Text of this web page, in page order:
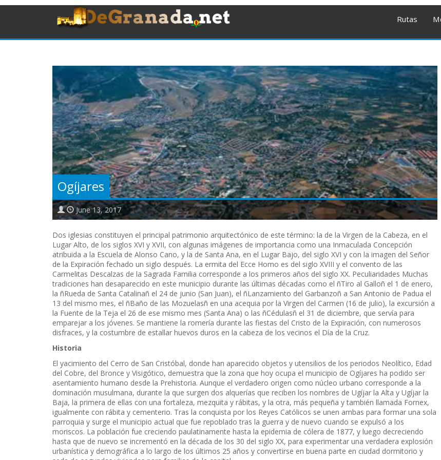
Rutas
Ogíjares
June 13, 2017
Dos iglesias constituyen el principal patrimonio arquitectónico de este término: la de la Virgen de la Cabeza, en el
Lugar Alto, de los siglos XVI y XVII, con algunas imágenes de importancia como una Inmaculada Concepción
atribuida a la Escuela de Alonso Cano, y la de Santa Ana, en el Lugar Bajo, del siglo XVI y con la imagen del Señor
de la Expiración fechado un siglo después. La ermita del Ecce Homo es del siglo XVIII y el convento de las
Carmelitas Descalzas de la Sagrada Familia corresponde a los primeros años del siglo XX. Peculiaridades Muchas
tradiciones han desaparecido en este municipio durante las últimas décadas como el ñTiro al Galloñ el 1 de enero,
la ñRueda de Santa Catalinañ el 24 de junio (San Juan), el ñLanzamiento del Garbanzoñ a San Antonio de Padua el
13 del mismo mes, el ñBaño de las Mozuelasñ en una acequia por la Virgen del Carmen (16 de julio), la excursión a
la Fuente de la Teja el 26 de ese mismo mes (Santa Ana) o las ñCédulasñ el 31 de diciembre, que servía para
emparejar a los jóvenes. Se mantiene la romería durante las fiestas del Cristo de la Expiración, con numerosos
disfraces, y la costumbre de estallar huevos duros en la cabeza de los vecinos el Día de la Cruz.
Historia
El yacimiento del Cerro de San Cristóbal, donde han aparecido objetos y utensilios de los periodos Neolítico, Edad
del Cobre, del Bronce y Visigótico, demuestra que la zona que hoy ocupa el municipio de Ogíjares ha podido ser
asentamiento humano desde la Prehistoria. Aunque el verdadero origen como núcleo urbano corresponde a la
dominación musulmana, durante la que surgen dos alquerías que reciben los nombres de Ugíjar la Alta y Ugíjar la
Baja, la primera de ellas con una fortaleza, mezquita y rábitas, y la otra, más pequeña y también llamada Fornex,
igualmente con rábita y cementerio. Tras la conquista por los Reyes Católicos se unen ambas para formar una sola
parroquia y surge el municipio actual que fue repoblado tras la guerra y de nuevo cuando se expulsó a los
moriscos. La población fue creciendo paulatinamente hasta la epidemia de cólera de 1877, y luego decreciendo
hasta que de nuevo se incrementó en la década de los 30 del siglo XX, para experimentar una verdadera explosión
urbanística y demográfica a lo largo de los últimos 25 años y convertirse en buena parte en ciudad dormitorio y